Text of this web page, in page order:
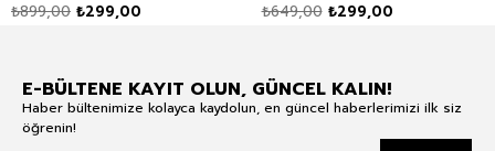
₺299,00
₺899,00 ₺299,00
₺649,00
E-BÜLTENE KAYIT OLUN, GÜNCEL KALIN!
Haber bültenimize kolayca kaydolun, en güncel haberlerimizi ilk siz
öğrenin!